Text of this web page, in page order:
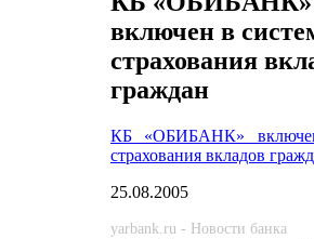
включен в
страхования
граждан
КБ «ОБИБАНК»
страхования вкладов
25.08.2005
yarbank.ru - Новости банка